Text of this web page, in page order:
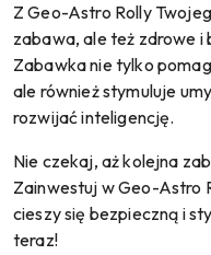
Z Geo-Astro Rolly
zabawa, ale też zdrowe i
Zabawka nie tylko
ale również stymuluje
rozwijać inteligencję.
Nie czekaj, aż kolejna
Zainwestuj w Geo-Astro
cieszy się bezpieczną i
teraz!